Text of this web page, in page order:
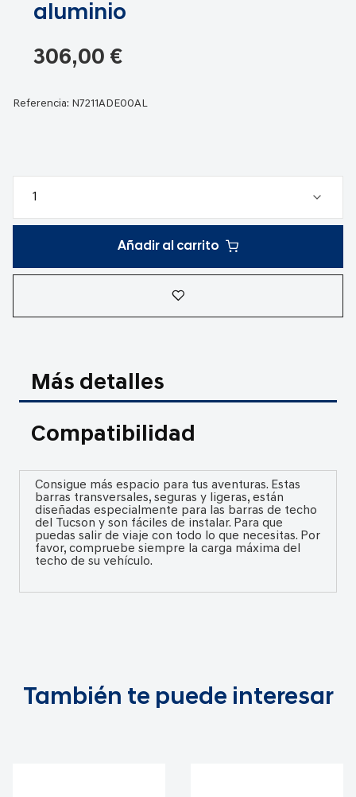
aluminio
306,00 €
Referencia: N7211ADE00AL
Añadir al carrito
galería
imágenes
Más detalles
Compatibilidad
Consigue más espacio para tus aventuras. Estas
barras transversales, seguras y ligeras, están
diseñadas especialmente para las barras de techo
del Tucson y son fáciles de instalar. Para que
puedas salir de viaje con todo lo que necesitas. Por
favor, compruebe siempre la carga máxima del
techo de su vehículo.
También te puede interesar